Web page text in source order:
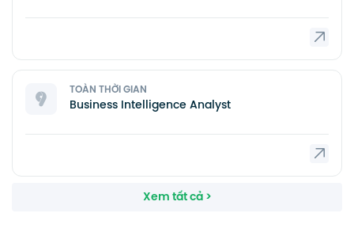
TOÀN THỜI GIAN
Business Intelligence Analyst
Xem tất cả >